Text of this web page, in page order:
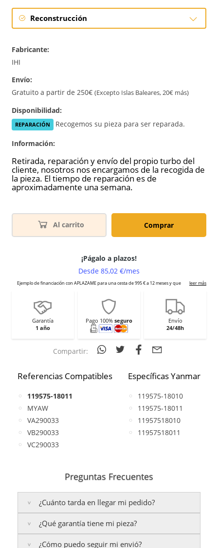
Reconstrucción
Fabricante:
IHI
Envío:
Gratuito a partir de 250€ (Excepto Islas Baleares, 20€ más)
Disponibilidad:
REPARACIÓN Recogemos su pieza para ser reparada.
Información:
Retirada, reparación y envío del propio turbo del
cliente, nosotros nos encargamos de la recogida de
la pieza. El tiempo de reparación es de
aproximadamente una semana.
Al carrito Comprar
Garantía
1 año
Pago 100% seguro
Envío
24/48h
Compartir:
Referencias Compatibles
119575-18011
MYAW
VA290033
VB290033
VC290033
Específicas Yanmar
119575-18010
119575-18011
11957518010
11957518011
Preguntas Frecuentes
¿Cuánto tarda en llegar mi pedido?
Península: Entregamos en un plazo estimado de
a 48 horas laborables, si realizas tu pedido antes de
las
17:00 h.
¿Qué garantía tiene mi pieza?
¿Cómo puedo seguir mi envió?